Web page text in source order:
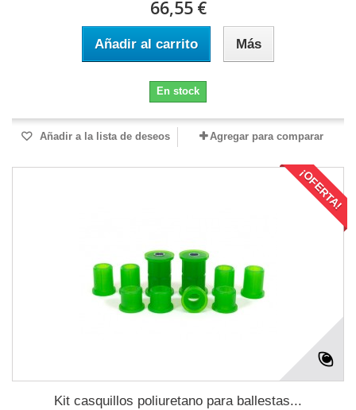
66,55 €
Añadir al carrito Más
En stock
Añadir a la lista de deseos Agregar para comparar
¡OFERTA!
Kit casquillos poliuretano para ballestas...